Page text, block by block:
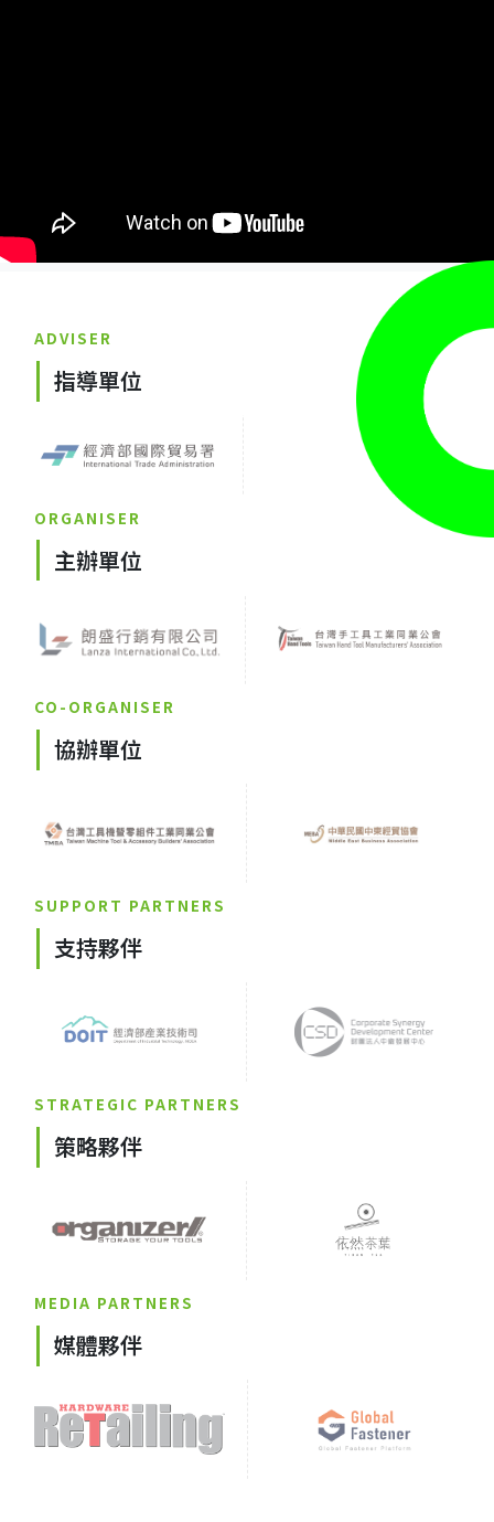
ADVISER
指導單位
ORGANISER
主辦單位
CO-ORGANISER
協辦單位
SUPPORT PARTNERS
支持夥伴
STRATEGIC PARTNERS
策略夥伴
MEDIA PARTNERS
媒體夥伴